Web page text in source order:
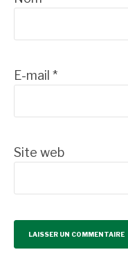
E-mail *
Site web